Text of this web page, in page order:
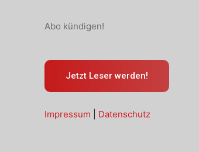
Abo kündigen!
Jetzt Leser werden!
Impressum Datenschutz